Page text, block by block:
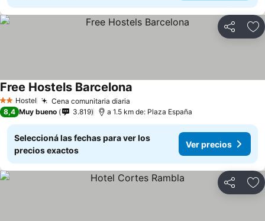
Compartir
2 Estrellas
Hostel Cena comunitaria diaria
Free Hostels Barcelona
8,4 Muy bueno 3.819 a 1.5 km de: Plaza España
Seleccioná las fechas para ver los
precios exactos
Ver precios
Compartir